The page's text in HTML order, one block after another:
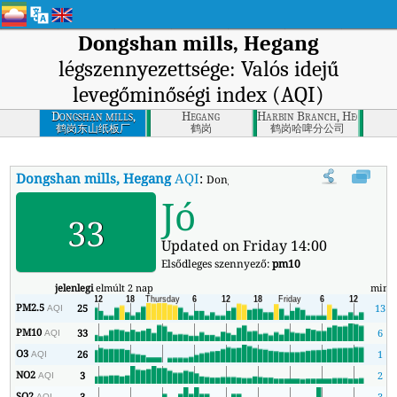
Dongshan mills, Hegang
légszennyezettsége: Valós idejű
levegőminőségi index (AQI)
Dongshan mills,
Hegang
鹤岗东山纸板厂
Hegang
鹤岗
Harbin Branch, Hegang
鹤岗哈啤分公司
Dongshan mills, HegangAQI:Dongshan mills, Hegang valós idejű
33 Jó
Updated on Friday 14:00
Elsődleges szennyező:pm10
jelenlegielmúlt 2 nap min
PM2.5AQI 25 13
PM10AQI 33 6
O3AQI 26 1
NO2AQI 3 2